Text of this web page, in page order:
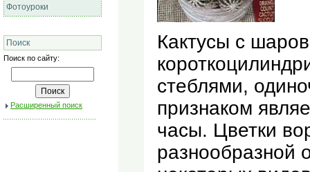
Фотоуроки
Поиск
Поиск по сайту:
Расширенный поиск
Кактусы с
стеблями,
признаком
часы. Цветки
разнообразной